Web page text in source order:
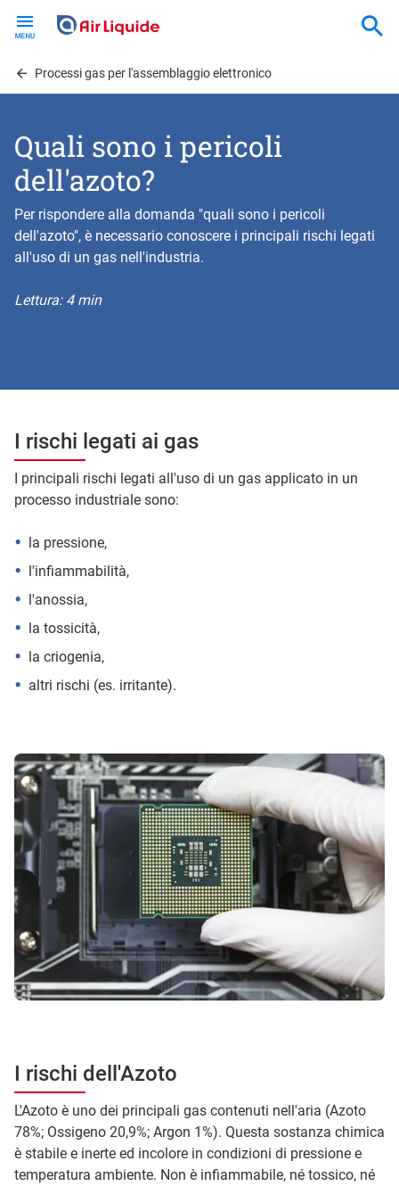
contentProcessi gas per l'assemblaggio elettronico
Quali sono i pericoli
dell'azoto?
Per rispondere alla domanda "quali sono i pericoli
dell'azoto", è necessario conoscere i principali rischi legati
all'uso di un gas nell'industria.
Lettura: 4 min
I rischi legati ai gas
I principali rischi legati all'uso di un gas applicato in un
processo industriale sono:
la pressione,
l'infiammabilità,
l'anossia,
la tossicità,
la criogenia,
altri rischi (es. irritante).
I rischi dell'Azoto
L'Azoto è uno dei principali gas contenuti nell'aria (Azoto
78%; Ossigeno 20,9%; Argon 1%). Questa sostanza chimica
è stabile e inerte ed incolore in condizioni di pressione e
temperatura ambiente. Non è infiammabile, né tossico, né